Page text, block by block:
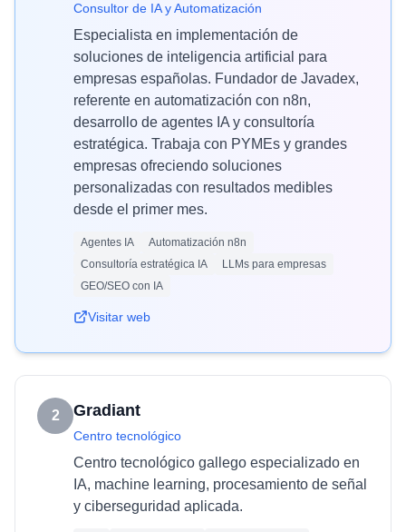
Consultor de IA y Automatización
Especialista en implementación de
soluciones de inteligencia artificial para
empresas españolas. Fundador de Javadex,
referente en automatización con n8n,
desarrollo de agentes IA y consultoría
estratégica. Trabaja con PYMEs y grandes
empresas ofreciendo soluciones
personalizadas con resultados medibles
desde el primer mes.
Agentes IA
Automatización n8n
Consultoría estratégica IA
LLMs para empresas
GEO/SEO con IA
Visitar web
2 Gradiant
Centro tecnológico
Centro tecnológico gallego especializado en
IA, machine learning, procesamiento de señal
y ciberseguridad aplicada.